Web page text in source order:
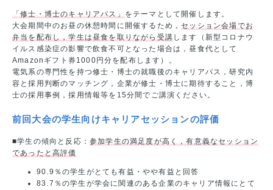
「修士・博士のキャリアパス」 をテーマとして開催します。
大会期間中のお昼の休憩時間に開催するため，セッション会場でお
弁当を配布し，学生は昼食を取りながら受講 します（新型コロナウ
イルス感染症の影響で飲食不可となった場合は，昼食代として
Amazonギフト券1000円分を配布します）。
電気系の専門性を持つ修士・博士の就職後のキャリアパス，研究内
容と採用判断のマッチング，企業が修士・博士に期待すること，博
士の採用事例，採用情報等を15分間でご講演ください。
前回大会の学生向けキャリアセッションの評価
■学生の傾向と反応： 参加学生の満足度が高く，有意義なセッション
であったと高評価
90.9％の学生がとても有益・やや有益と回答
83.7％の学生が学会に関連のある企業のキャリア情報にとて